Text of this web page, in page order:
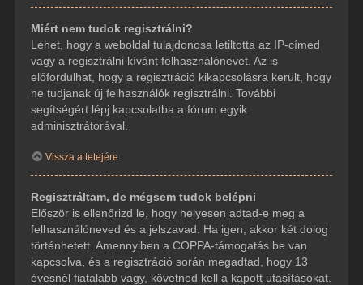
Miért nem tudok regisztrálni?
Lehet, hogy a weboldal tulajdonosa letiltotta az IP-címed
vagy a regisztrálni kívánt felhasználónevet. Az is
előfordulhat, hogy a regisztráció kikapcsolásra került, hogy
ne tudjanak új felhasználók regisztrálni. További
segítségért lépj kapcsolatba a fórum egyik
adminisztrátorával.
Vissza a tetejére
Regisztráltam, de mégsem tudok belépni
Először is ellenőrizd le, hogy helyesen adtad-e meg a
felhasználóneved és a jelszavad. Ha igen, akkor két dolog
történhetett. Amennyiben a COPPA-támogatás be van
kapcsolva, és a regisztráció során megadtad, hogy 13
évesnél fiatalabb vagy, követned kell a kapott utasításokat.